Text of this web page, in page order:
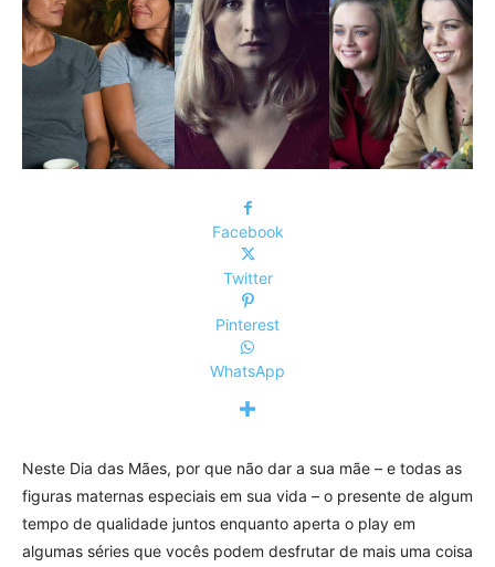
Facebook
Twitter
Pinterest
WhatsApp
Neste Dia das Mães, por que não dar a sua mãe – e todas as
figuras maternas especiais em sua vida – o presente de algum
tempo de qualidade juntos enquanto aperta o play em
algumas séries que vocês podem desfrutar de mais uma coisa